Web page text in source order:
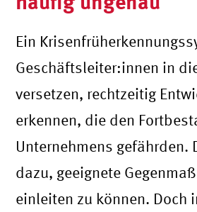
Ein
Geschäftsleiter:innen in
versetzen, rechtzeitig
erkennen, die den
Unternehmens gefährden.
dazu, geeignete
einleiten zu können. Doch